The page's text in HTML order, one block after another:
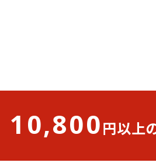
10,800円以上